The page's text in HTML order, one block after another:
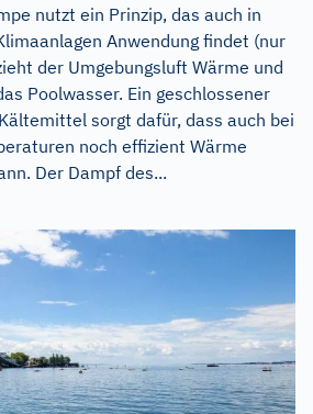
nutzt ein Prinzip, das auch in
Anwendung findet (nur
der Umgebungsluft Wärme und
Poolwasser. Ein geschlossener
sorgt dafür, dass auch bei
noch effizient Wärme
Der Dampf des...